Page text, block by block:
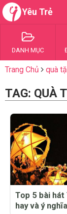
Yêu Trẻ
DANH MỤC
Trang Chủ quà
TAG: QUÀ
Top 5 bài
hay và ý